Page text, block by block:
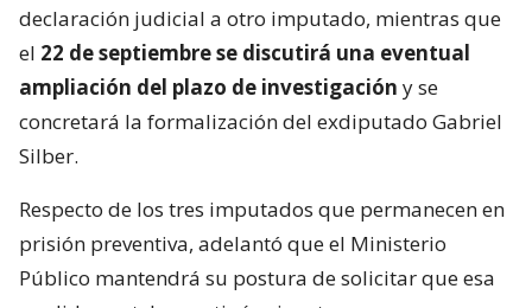
declaración judicial a otro imputado, mientras que
el 22 de septiembre se discutirá una eventual
ampliación del plazo de investigación y se
concretará la formalización del exdiputado Gabriel
Silber.
Respecto de los tres imputados que permanecen en
prisión preventiva, adelantó que el Ministerio
Público mantendrá su postura de solicitar que esa